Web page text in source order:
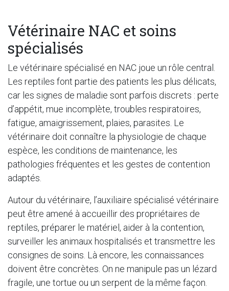
Vétérinaire NAC et soins
spécialisés
Le vétérinaire spécialisé en NAC joue un rôle central.
Les reptiles font partie des patients les plus délicats,
car les signes de maladie sont parfois discrets : perte
d’appétit, mue incomplète, troubles respiratoires,
fatigue, amaigrissement, plaies, parasites. Le
vétérinaire doit connaître la physiologie de chaque
espèce, les conditions de maintenance, les
pathologies fréquentes et les gestes de contention
adaptés.
Autour du vétérinaire, l’auxiliaire spécialisé vétérinaire
peut être amené à accueillir des propriétaires de
reptiles, préparer le matériel, aider à la contention,
surveiller les animaux hospitalisés et transmettre les
consignes de soins. Là encore, les connaissances
doivent être concrètes. On ne manipule pas un lézard
fragile, une tortue ou un serpent de la même façon.